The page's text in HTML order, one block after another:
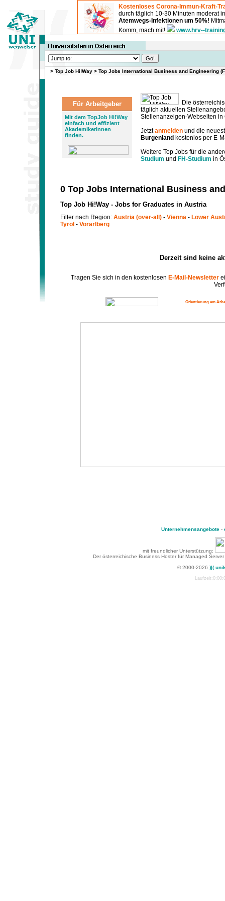
Kostenloses Corona-Immun-Kraft-
durch täglich 10-30 Minuten moderat
Atemwegs-Infektionen um 50%!
Komm, mach mit!
www.hrv--
> Top Job Hi!Way > Top Jobs International Business and Engineering
Für Arbeitgeber
Mit dem TopJob Hi!Way
einfach und effizient
AkademikerInnen
finden.
Die
täglich aktuellen
Stellenanzeigen-Webseiten in
Jetztanmelden und die
Burgenland kostenlos per E-
Weitere Top Jobs für die
Studium und FH-Studium in
0 Top Jobs International Business
Top Job Hi!Way - Jobs for Graduates in Austria
Filter nach Region: Austria (over-all) - Vienna - Lower
Tyrol - Vorarlberg
Derzeit sind keine
Tragen Sie sich in den kostenlosen E-Mail-Newsletter
Orientierung am
Unternehmensangebote-
mit freundlicher Unterstützung:
Der österreichische Business Hoster für Managed
© 2000-2026 )|(